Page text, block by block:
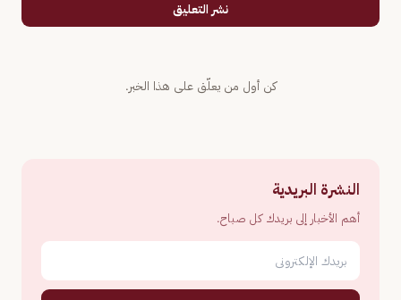
نشر التعليق
كن أول من يعلّق على هذا الخبر.
النشرة البريدية
أهم الأخبار إلى بريدك كل صباح.